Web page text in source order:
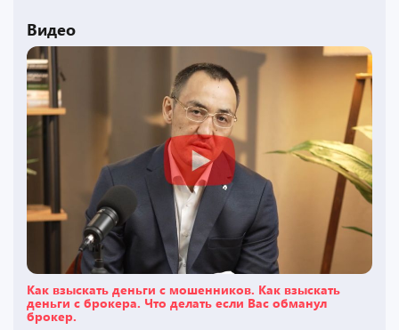
Видео
Как взыскать деньги с мошенников. Как взыскать
деньги с брокера. Что делать если Вас обманул
брокер.